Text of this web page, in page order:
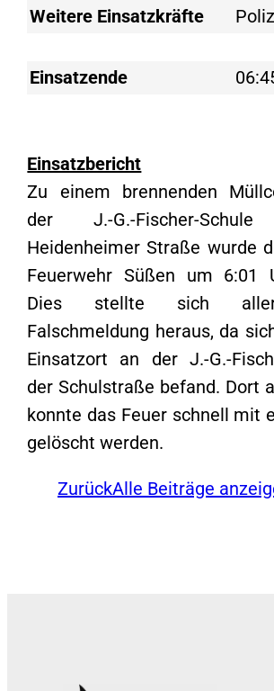
Weitere Einsatzkräfte
Einsatzende
Einsatzbericht
Zu einem brennenden
der J.-G.-Fischer-
Heidenheimer Straße wurde
Feuerwehr Süßen um 6:01
Dies stellte sich
Falschmeldung heraus, da
Einsatzort an der J.-G.-
der Schulstraße befand. Dort
konnte das Feuer schnell mit
gelöscht werden.
ZurückAlle Beiträge